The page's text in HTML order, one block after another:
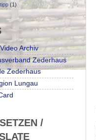
(1)
Archiv
Zederhaus
Zederhaus
Lungau
/